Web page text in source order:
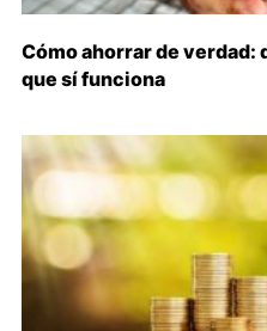
Cómo ahorrar de verdad:
que sí funciona